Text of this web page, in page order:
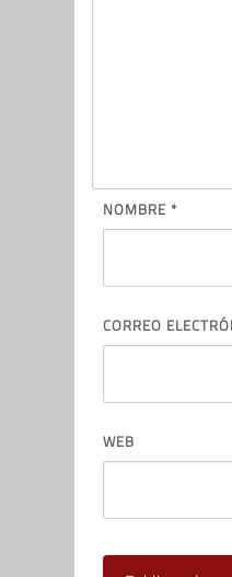
NOMBRE *
CORREO
WEB